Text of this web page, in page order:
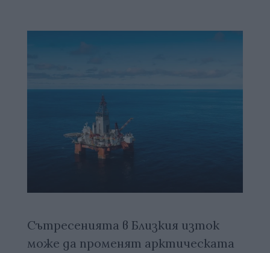
Сътресенията в Близкия изток
може да променят арктическата